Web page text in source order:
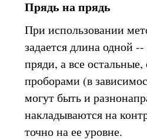
Прядь на прядь
При использовании
задается длина одной
пряди, а все
проборами (в
могут быть и
накладываются на
точно на ее уровне.